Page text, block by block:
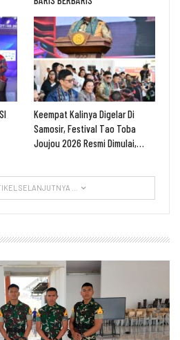
Keempat Kalinya Digelar Di
Samosir, Festival Tao Toba
Joujou 2026 Resmi Dimulai,…
SELANJUTNYA ...